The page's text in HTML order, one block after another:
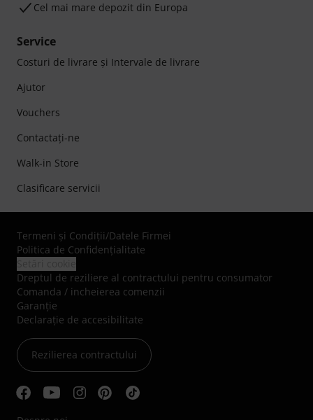
Cel mai mare depozit din Europa
Service
Costuri de livrare şi Intervale de livrare
Ajutor
Vouchers
Contactaţi-ne
Walk-in Store
Clasificare servicii
Termeni şi Condiţii/Datele Firmei
Politica de Confidenţialitate
Dreptul de reziliere al contractului pentru consumator
Comanda / incheierea comenzii
Garanție
Declarație de accesibilitate
Rezilierea contractului